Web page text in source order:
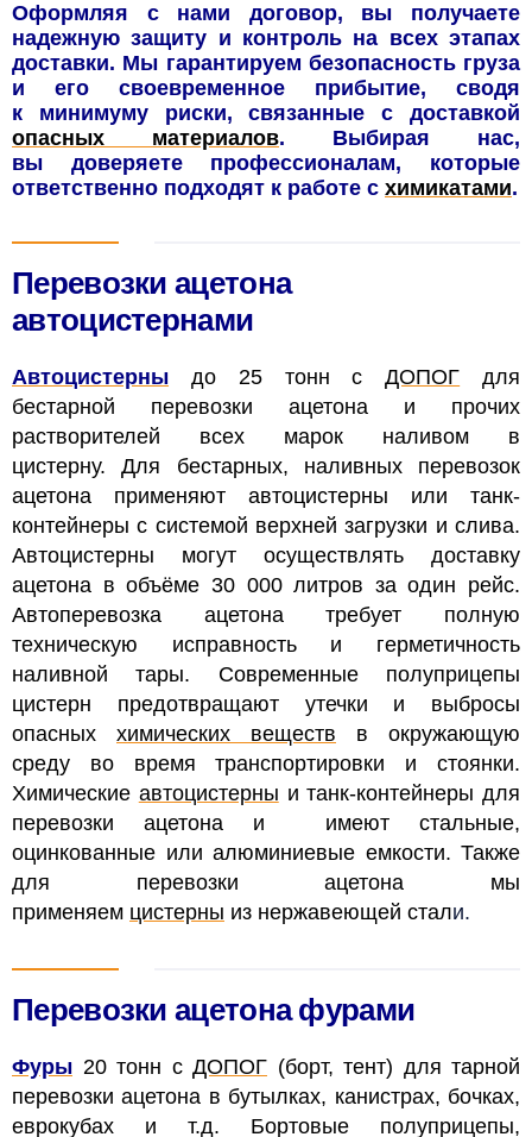
Оформляя с нами договор, вы получаете
надежную защиту и контроль на всех этапах
доставки. Мы гарантируем безопасность груза
и его своевременное прибытие, сводя
к минимуму риски, связанные с доставкой
опасных материалов. Выбирая нас,
вы доверяете профессионалам, которые
ответственно подходят к работе с химикатами.
Перевозки ацетона
автоцистернами
Автоцистерны до 25 тонн сДОПОГ для
бестарной перевозки ацетона и прочих
растворителей всех марок наливом в
цистерну.
Для бестарных, наливных перевозок
ацетона применяют автоцистерны или танк-
контейнеры с системой верхней загрузки и слива.
Автоцистерны могут осуществлять доставку
ацетона в объёме 30 000 литров за один рейс.
Автоперевозка ацетона требует полную
техническую исправность и герметичность
наливной тары. Современные полуприцепы
цистерн предотвращают утечки и выбросы
опасных химических веществ в окружающую
среду во время транспортировки и стоянки.
Химические автоцистерны и танк-контейнеры для
перевозки ацетона и
имеют стальные,
оцинкованные или алюминиевые емкости. Также
для перевозки ацетона мы
применяем цистерны из нержавеющей стали.
Перевозки ацетона фурами
Фуры 20 тонн с ДОПОГ (борт, тент) для тарной
перевозкиацетона в бутылках, канистрах, бочках,
еврокубах и т.д. Бортовые полуприцепы,